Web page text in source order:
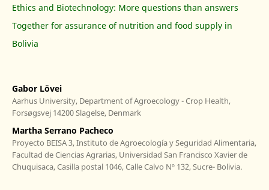
Ethics and Biotechnology: More questions than answers
Together for assurance of nutrition and food supply in
Bolivia
Gabor Lövei
Aarhus University, Department of Agroecology - Crop Health,
Forsøgsvej 14200 Slagelse, Denmark
Martha Serrano Pacheco
Proyecto BEISA 3, Instituto de Agroecología y Seguridad Alimentaria,
Facultad de Ciencias Agrarias, Universidad San Francisco Xavier de
Chuquisaca, Casilla postal 1046, Calle Calvo Nº 132, Sucre- Bolivia.